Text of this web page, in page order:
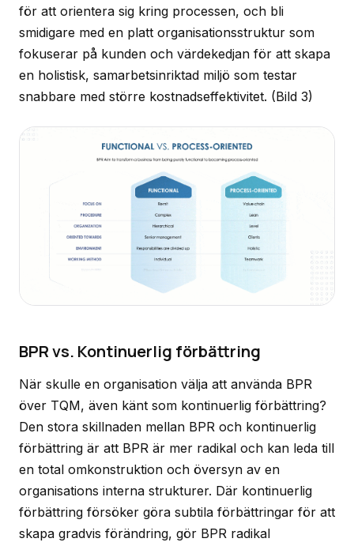
för att orientera sig kring processen, och bli
smidigare med en platt organisationsstruktur som
fokuserar på kunden och värdekedjan för att skapa
en holistisk, samarbetsinriktad miljö som testar
snabbare med större kostnadseffektivitet. (Bild 3)
BPR vs. Kontinuerlig förbättring
När skulle en organisation välja att använda BPR
över TQM, även känt som kontinuerlig förbättring?
Den stora skillnaden mellan BPR och kontinuerlig
förbättring är att BPR är mer radikal och kan leda till
en total omkonstruktion och översyn av en
organisations interna strukturer. Där kontinuerlig
förbättring försöker göra subtila förbättringar för att
skapa gradvis förändring, gör BPR radikal